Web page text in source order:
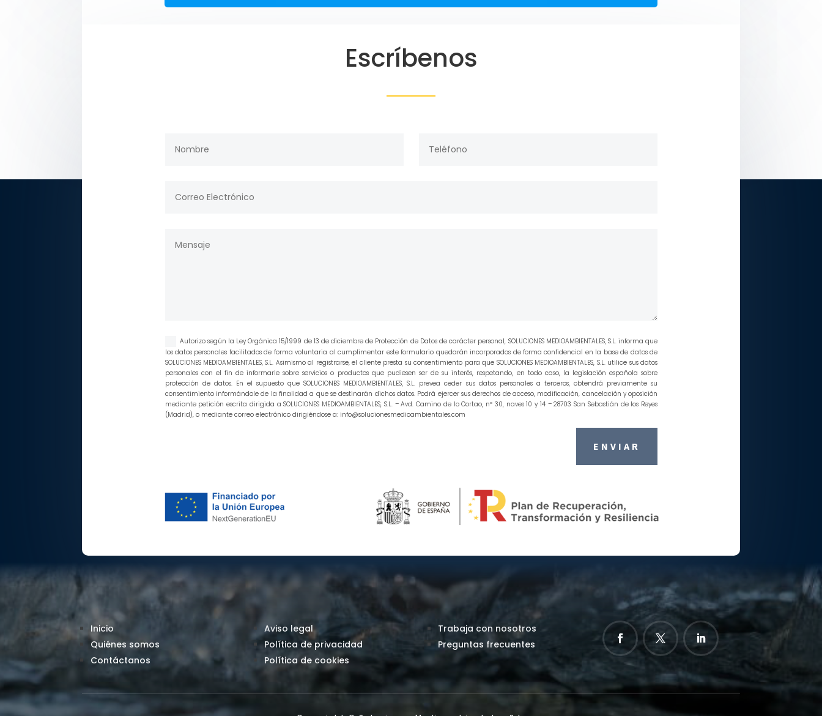
Escríbenos
Autorizo según la Ley Orgánica 15/1999 de 13 de diciembre de Protección de Datos de carácter personal, SOLUCIONES MEDIOAMBIENTALES, S.L. informa que
los datos personales facilitados de forma voluntaria al cumplimentar este formulario quedarán incorporados de forma confidencial en la base de datos de
SOLUCIONES MEDIOAMBIENTALES, S.L. Asimismo al registrarse, el cliente presta su consentimiento para que SOLUCIONES MEDIOAMBIENTALES, S.L. utilice sus datos
personales con el fin de informarle sobre servicios o productos que pudiesen ser de su interés, respetando, en todo caso, la legislación española sobre
protección de datos. En el supuesto que SOLUCIONES MEDIOAMBIENTALES, S.L. prevea ceder sus datos personales a terceros, obtendrá previamente su
consentimiento informándole de la finalidad a que se destinarán dichos datos. Podrá ejercer sus derechos de acceso, modificación, cancelación y oposición
mediante petición escrita dirigida a SOLUCIONES MEDIOAMBIENTALES, S.L. – Avd. Camino de lo Cortao, nº 30, naves 10 y 14 – 28703 San Sebastián de los Reyes
(Madrid), o mediante correo electrónico dirigiéndose a: info@solucionesmedioambientales.com
ENVIAR
Inicio
Quiénes somos
Contáctanos
Aviso legal
Política de privacidad
Política de cookies
Trabaja con nosotros
Preguntas frecuentes